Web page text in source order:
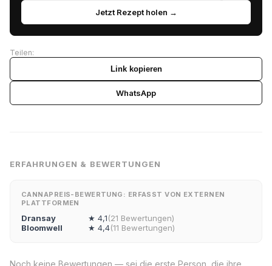
Jetzt Rezept holen →
Teilen:
Link kopieren
WhatsApp
ERFAHRUNGEN & BEWERTUNGEN
CANNAPREIS-BEWERTUNG: ERFASST VON EXTERNEN
PLATTFORMEN
Dransay ★ 4,1(21 Bewertungen)
Bloomwell
★ 4,4(11 Bewertungen)
Noch keine Bewertungen — sei die erste Person, die ihre